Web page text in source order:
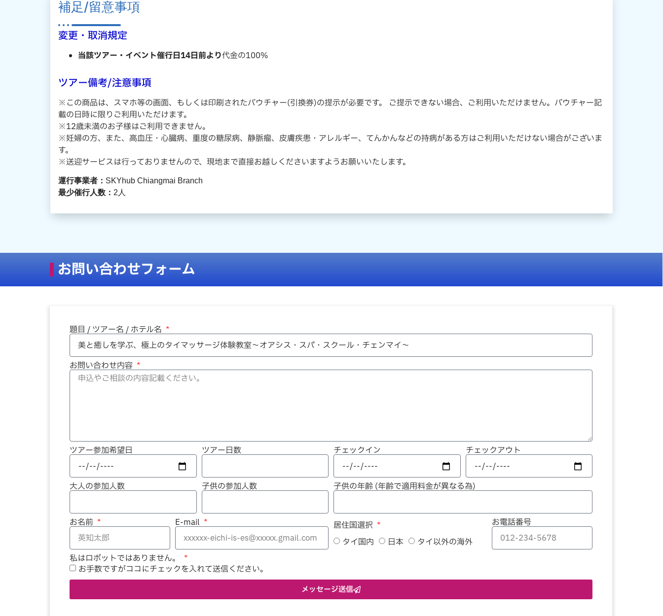
補足/留意事項
変更・取消規定
当該ツアー・イベント催行日14日前より代金の100%
ツアー備考/注意事項
※この商品は、スマホ等の画面、もしくは印刷されたバウチャー(引換券)の提示が必要です。 ご提示できない場合、ご利用いただけません。バウチャー記
載の日時に限りご利用いただけます。
※12歳未満のお子様はご利用できません。
※妊婦の方、また、高血圧・心臓病、重度の糖尿病、静脈瘤、皮膚疾患・アレルギー、てんかんなどの持病がある方はご利用いただけない場合がございま
す。
※送迎サービスは行っておりませんので、現地まで直接お越しくださいますようお願いいたします。
運行事業者： SKYhub Chiangmai Branch
最少催行人数： 2 人
お問い合わせフォーム
題目 / ツアー名 / ホテル名
お問い合わせ内容
ツアー参加希望日 ツアー日数 チェックイン チェックアウト
大人の参加人数 子供の参加人数 子供の年齢 (年齢で適用料金が異なる為)
お名前 E-mail
居住国選択
タイ国内
日本 タイ以外の海外
お電話番号
私はロボットではありません。
お手数ですがココにチェックを入れて送信ください。
メッセージ送信